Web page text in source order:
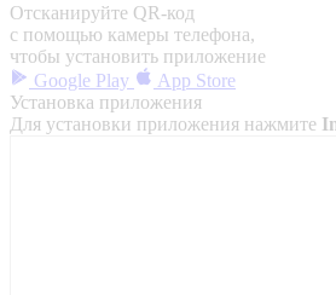
Отсканируйте QR-код
с помощью камеры телефона,
чтобы установить приложение
Google Play
App Store
Установка приложения
Для установки приложения нажмите